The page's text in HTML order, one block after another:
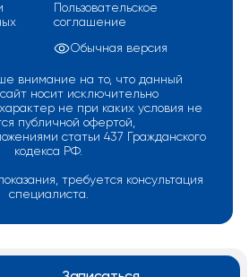
Пользовательское
соглашение
Обычная версия
внимание на то, что данный
носит исключительно
не при каких условия не
публичной офертой,
статьи 437 Гражданского
кодекса РФ.
требуется консультация
специалиста.